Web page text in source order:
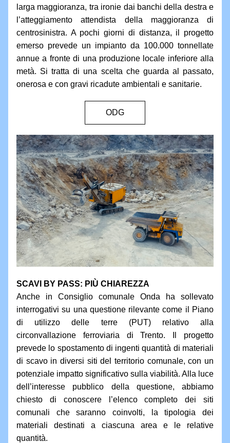
larga maggioranza, tra ironie dai banchi della destra e
l’atteggiamento attendista della maggioranza di
centrosinistra. A pochi giorni di distanza, il progetto
emerso prevede un impianto da 100.000 tonnellate
annue a fronte di una produzione locale inferiore alla
metà. Si tratta di una scelta che guarda al passato,
onerosa e con gravi ricadute ambientali e sanitarie.
ODG
SCAVI BY PASS: PI Ù CHIAREZZA
Anche in Consiglio comunale Onda ha sollevato
interrogativi su una questione rilevante come il Piano
di utilizzo delle terre (PUT) relativo alla
circonvallazione ferroviaria di Trento. Il progetto
prevede lo spostamento di ingenti quantità di materiali
di scavo in diversi siti del territorio comunale, con un
potenziale impatto significativo sulla viabilità. Alla luce
dell’interesse pubblico della questione, abbiamo
chiesto di conoscere l’elenco completo dei siti
comunali che saranno coinvolti, la tipologia dei
materiali destinati a ciascuna area e le relative
quantità.